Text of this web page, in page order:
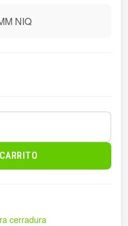
NIQ
cerradura